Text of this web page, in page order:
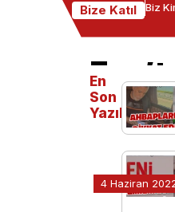
Bize Katıl Biz
Ana Sayfa
4 Haziran
En
Son
Yazılanlar